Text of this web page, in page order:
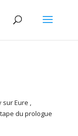
sur Eure ,
du prologue